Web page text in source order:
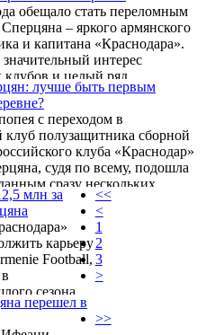
обещало стать переломным
– яркого армянского
и капитана «Краснодара».
интерес
клубов и целый ряд
смены команды во время
окна не произошло. Почему
талант остался в РПЛ?
что его клуб вновь
на титул? В этом
так как если
фрибеты бк, и посмотреть
станет понятно, что «быки»
«Зенитом» ...
лучше быть первым
с переходом в
клуб полузащитника сборной
клуба «Краснодар»
судя по всему, подошла
сразу нескольких
25-летнего
английский «Саутгемптон» не
млн за
карьеру
Football,
сезона,
России в
армянского
перешел в
<<
<
1
2
3
>
>>